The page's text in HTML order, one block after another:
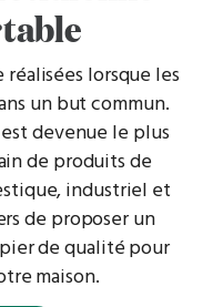
lorsque les
un but commun.
devenue le plus
de produits de
industriel et
de proposer un
de qualité pour
maison.